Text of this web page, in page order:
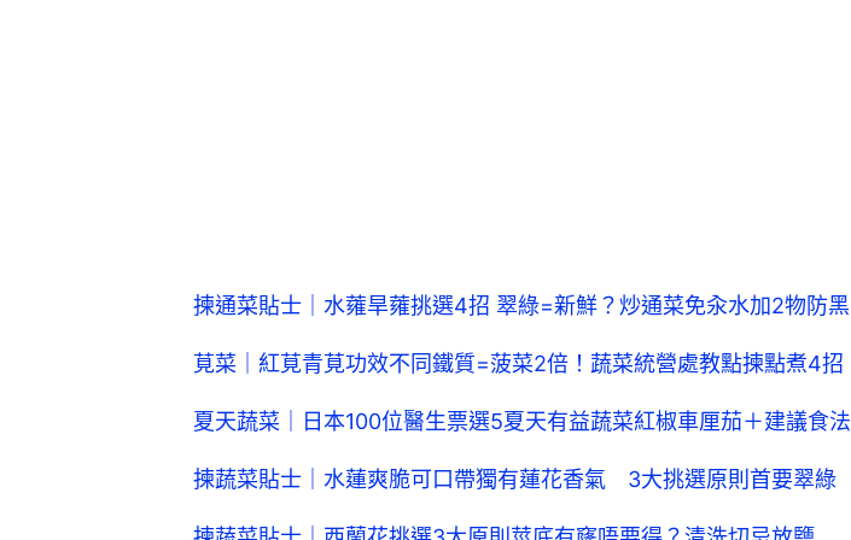
揀通菜貼士｜水蕹旱蕹挑選4招 翠綠=新鮮？炒通菜免汆水加2物防黑
莧菜｜紅莧青莧功效不同鐵質=菠菜2倍！蔬菜統營處教點揀點煮4招
夏天蔬菜｜日本100位醫生票選5夏天有益蔬菜紅椒車厘茄＋建議食法
揀蔬菜貼士｜水蓮爽脆可口帶獨有蓮花香氣 3大挑選原則首要翠綠